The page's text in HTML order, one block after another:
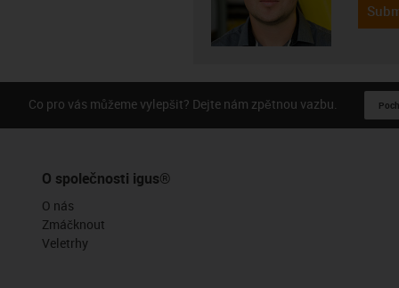
Co pro vás můžeme vylepšit? Dejte nám zpětnou vazbu.
O společnosti igus®
O nás
Zmáčknout
Veletrhy